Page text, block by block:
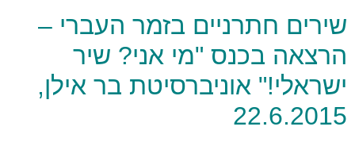
שירים חתרניים בזמר העברי –
הרצאה בכנס "מי אני? שיר
ישראלי!" אוניברסיטת בר אילן,
22.6.2015